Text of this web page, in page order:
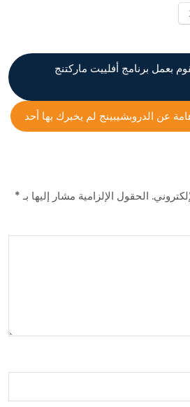
بعمل برنامج أفلييت ماركتنج
عن الدروبشيبينج لم يخبرك بها أحد
الحقول الإلزامية مشار إليها بـ*